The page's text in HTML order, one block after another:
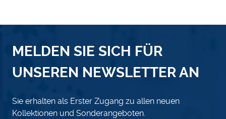
MELDEN SIE SICH FÜR
UNSEREN NEWSLETTER AN
Sie erhalten als Erster Zugang zu allen neuen
Kollektionen und Sonderangeboten.